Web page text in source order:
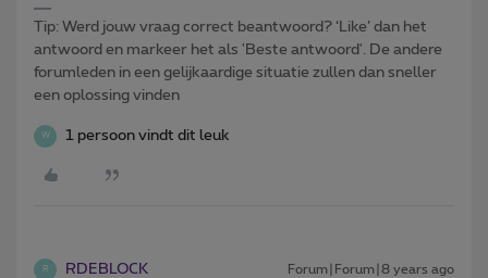
Tip: Werd jouw vraag correct beantwoord? ‘Like’ dan het
antwoord en markeer het als 'Beste antwoord'. De andere
forumleden in een gelijkaardige situatie zullen dan sneller
een oplossing vinden
W 1 persoon vindt dit leuk
R RDEBLOCK Forum|Forum|8 years ago